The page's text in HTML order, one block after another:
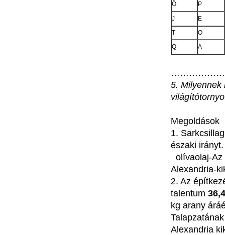
Ö
P
J
E
T
O
Q
A
5. Milyennek
Megoldások
1.
északi irányt.
olívaolaj-Az
Alexandria-
2. Az
talentum 36,4
kg arany
Talapzatának
Alexandria